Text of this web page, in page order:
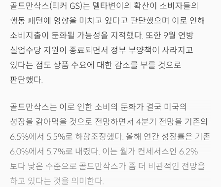
골드만삭스(티커 GS)는 델타변이의 확산이 소비자들의
행동 패턴에 영향을 미치고 있다고 판단했으며 이로 인해
소비지출이 둔화될 가능성을 지적했다. 또한 9월 연방
실업수당 지원이 종료되면서 정부 부양책이 사라지고
있다는 점도 상품 수요에 대한 감소를 부를 것으로
판단했다.
골드만삭스는 이로 인한 소비의 둔화가 결국 미국의
성장을 갉아먹을 것으로 전망하면서 4분기 전망을 기존의
6.5%에서 5.5%로 하향조정했다. 올해 연간 성장률은 기존
6.0%에서 5.7%로 내렸다. 이는 월가 컨세서스인 6.2%
보다 낮은 수준으로 골드만삭스가 좀 더 비관적인 전망을
하고 있다는 것을 의미한다.